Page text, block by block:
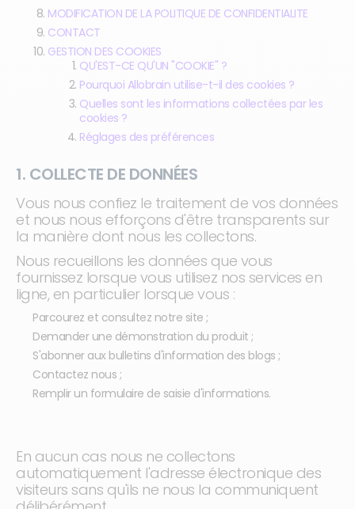
MODIFICATION DE LA POLITIQUE DE CONFIDENTIALITE
CONTACT
GESTION DES COOKIES
QU'EST-CE QU'UN "COOKIE" ?
Pourquoi Allobrain utilise-t-il des cookies ?
Quelles sont les informations collectées par les
cookies ?
Réglages des préférences
1. COLLECTE DE DONNÉES
Vous nous confiez le traitement de vos données
et nous nous efforçons d'être transparents sur
la manière dont nous les collectons.
Nous recueillons les données que vous
fournissez lorsque vous utilisez nos services en
ligne, en particulier lorsque vous :
Parcourez et consultez notre site ;
Demander une démonstration du produit ;
S'abonner aux bulletins d'information des blogs ;
Contactez nous ;
Remplir un formulaire de saisie d'informations.
En aucun cas nous ne collectons
automatiquement l'adresse électronique des
visiteurs sans qu'ils ne nous la communiquent